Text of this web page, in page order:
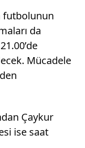
futbolunun
da
Mücadele
Çaykur
ise saat